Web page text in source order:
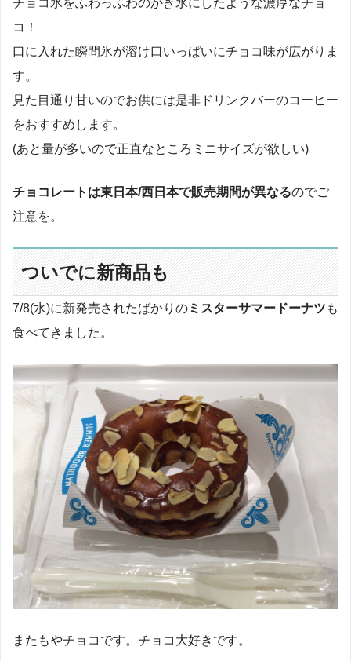
コ！
口に入れた瞬間氷が溶け口いっぱいにチョコ味が広がりま
す。
見た目通り甘いのでお供には是非ドリンクバーのコーヒー
をおすすめします。
(あと量が多いので正直なところミニサイズが欲しい)
チョコレートは東日本/西日本で販売期間が異なるのでご
注意を。
ついでに新商品も
7/8(水)に新発売されたばかりのミスターサマードーナツ も
食べてきました。
またもやチョコです。チョコ大好きです。